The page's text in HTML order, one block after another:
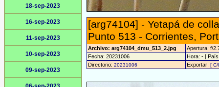
18-sep-2023
16-sep-2023
11-sep-2023
10-sep-2023
09-sep-2023
[arg74104] - Yetapá de
Punto 513 - Corrientes,
Archivo: arg74104_dmu_513_2.jpg
Apertura: f/
Fecha: 20231006
Hora: - [
Directorio: 20231006 Exportar: [ C/